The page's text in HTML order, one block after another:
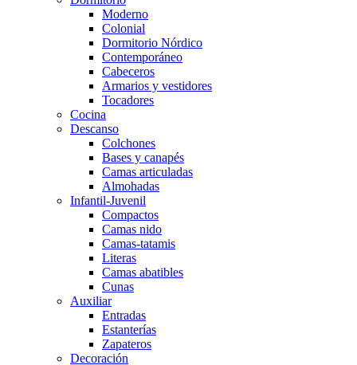
Moderno
Colonial
Dormitorio Nórdico
Contemporáneo
Cabeceros
Armarios y vestidores
Tocadores
Cocina
Descanso
Colchones
Bases y canapés
Camas articuladas
Almohadas
Infantil-Juvenil
Compactos
Camas nido
Camas-tatamis
Literas
Camas abatibles
Cunas
Auxiliar
Entradas
Estanterías
Zapateros
Decoración